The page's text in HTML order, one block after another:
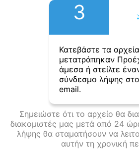
3
Κατεβάστε τα
μετατράπηκαν
άμεσα ή στείλτε
σύνδεσμο λήψης στο
email.
Σημειώστε ότι το αρχείο θα
διακομιστές μας μετά από 24
λήψης θα σταματήσουν να
αυτήν τη χρονική